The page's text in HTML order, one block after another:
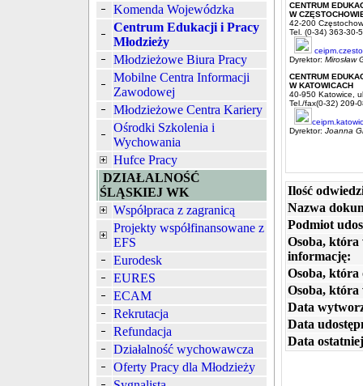
Komenda Wojewódzka
Centrum Edukacji i Pracy
Młodzieży
Młodzieżowe Biura Pracy
Mobilne Centra Informacji
Zawodowej
Młodzieżowe Centra Kariery
Ośrodki Szkolenia i
Wychowania
Hufce Pracy
DZIAŁALNOŚĆ
ŚLĄSKIEJ WK
Współpraca z zagranicą
Projekty współfinansowane z
EFS
Eurodesk
EURES
ECAM
Rekrutacja
Refundacja
Działalność wychowawcza
Oferty Pracy dla Młodzieży
CENTRUM
W
42-200
Tel. (0-34) 363-30-
Dyrektor: Mirosław
CENTRUM
W KATOWICACH
40-950 Katowice,
Tel./fax(0-32) 209-
Dyrektor: Joanna
Ilość
Nazwa
Podmiot
Osoba, która
informację:
Osoba, która
Osoba, która
Data
Data
Data